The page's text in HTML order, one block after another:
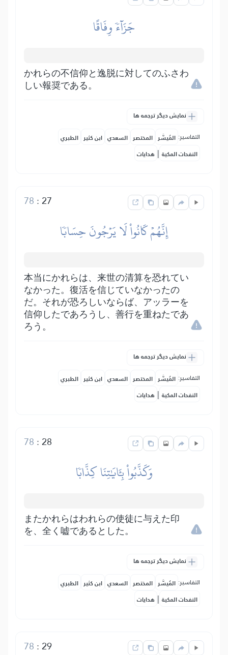
جَزَآءٗ وِفَاقًا
かれらの不信仰と逸脱に対してのふさわ
しい報奨である。
نمایش دیگر ترجمه ها
التفاسير: المُيسَّر المختصر السعدي ابن كثير الطبري
النفحات المكية | هدايات
27
:
78
إِنَّهُمۡ كَانُواْ لَا يَرۡجُونَ حِسَابٗا
本当にかれらは、来世の清算を恐れてい
なかった。復活を信じていなかったの
だ。それが恐ろしいならば、アッラーを
信仰したであろうし、善行を重ねたであ
ろう。
نمایش دیگر ترجمه ها
التفاسير: المُيسَّر المختصر السعدي ابن كثير الطبري
النفحات المكية | هدايات
28
:
78
وَكَذَّبُواْ بِـَٔايَٰتِنَا كِذَّابٗا
またかれらはわれらの使徒に与えた印
を、全く嘘であるとした。
نمایش دیگر ترجمه ها
التفاسير: المُيسَّر المختصر السعدي ابن كثير الطبري
النفحات المكية | هدايات
29
:
78